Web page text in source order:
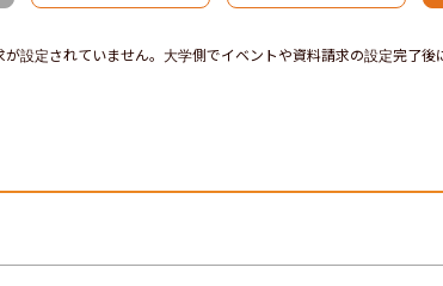
設定されていません。大学側でイベントや資料請求の設定完了後